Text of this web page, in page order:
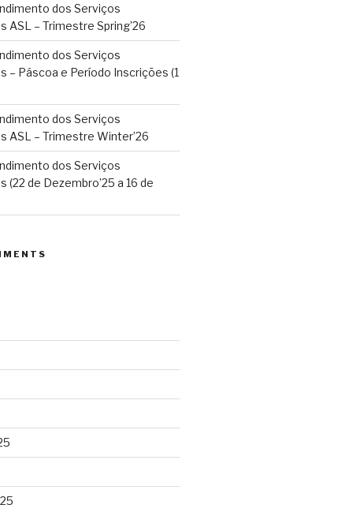
dos Serviços
ASL – Trimestre Spring’26
dos Serviços
– Páscoa e Período Inscrições (1
dos Serviços
ASL – Trimestre Winter’26
dos Serviços
(22 de Dezembro’25 a 16 de